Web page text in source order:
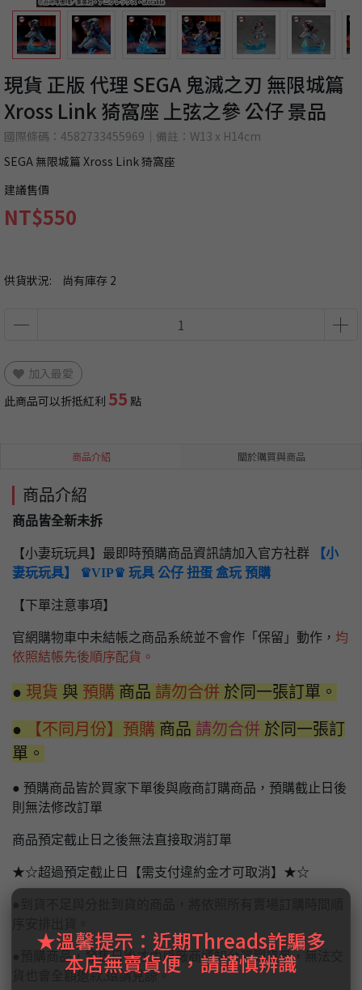
現貨 正版 代理 SEGA 鬼滅之刃 無限城篇
Xross Link 猗窩座 上弦之參 公仔 景品
國際條碼：4582733455969｜備註：W13 x H14cm
SEGA 無限城篇 Xross Link 猗窩座
建議售價
NT$550
供貨狀況: 尚有庫存 2
加入最愛
此商品可以折抵紅利 55 點
商品介紹 關於購買與商品
商品介紹
商品皆全新未拆
【小妻玩玩具】最即時預購商品資訊請加入官方社群
【小
妻玩玩具】 ♛VIP♛ 玩具 公仔 扭蛋 盒玩 預購
【下單注意事項】
官網購物車中未結帳之商品系統並不會作「保留」動作， 均
依照結帳先後順序配貨。
● 現貨 與 預購 商品 請勿合併 於同一張訂單。
● 【不同月份】預購 商品 請勿合併 於同一張訂
單。
● 預購商品皆於買家下單後與廠商訂購商品，預購截止日後
則無法修改訂單
商品預定截止日之後無法直接取消訂單
★☆超過預定截止日【需支付違約金才可取消】★☆
●預購商品，發售日後才由原廠商通知台灣到貨量，無法交
貨也會全額退款,還請見諒。
★溫馨提示：近期Threads詐騙多
本店無賣貨便，請謹慎辨識